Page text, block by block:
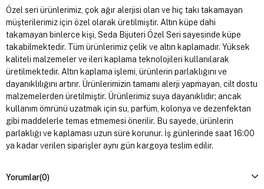
Özel seri ürünlerimiz, çok ağır alerjisi olan ve hiç takı takamayan
müşterilerimiz için özel olarak üretilmiştir. Altın küpe dahi
takamayan binlerce kişi, Seda Bijuteri Özel Seri sayesinde küpe
takabilmektedir. Tüm ürünlerimiz çelik ve altın kaplamadır. Yüksek
kaliteli malzemeler ve ileri kaplama teknolojileri kullanılarak
üretilmektedir. Altın kaplama işlemi, ürünlerin parlaklığını ve
dayanıklılığını artırır. Ürünlerimizin tamamı alerji yapmayan, cilt dostu
malzemelerden üretilmiştir. Ürünlerimiz suya dayanıklıdır; ancak
kullanım ömrünü uzatmak için su, parfüm, kolonya ve dezenfektan
gibi maddelerle temas etmemesi önerilir. Bu sayede, ürünlerin
parlaklığı ve kaplaması uzun süre korunur. İş günlerinde saat 16:00
ya kadar verilen siparişler aynı gün kargoya teslim edilir.
Yorumlar(0)